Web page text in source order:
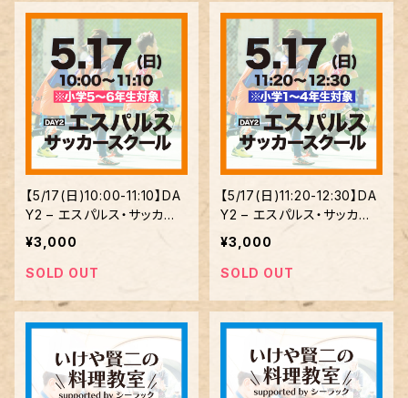
【5/17(日)10:00-11:10】DA
Y2 – エスパルス・サッカー
スクール ※小学5〜6年
生対象
¥3,000
SOLD OUT
【5/17(日)11:20-12:30】DA
Y2 – エスパルス・サッカー
スクール ※小学1〜4年生
対象
¥3,000
SOLD OUT